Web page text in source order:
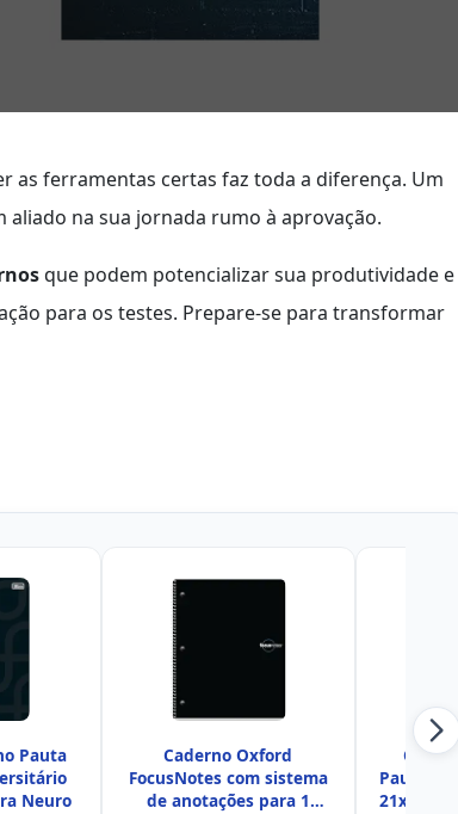
as ferramentas certas faz toda a diferença. Um
aliado na sua jornada rumo à aprovação.
que podem potencializar sua produtividade e
para os testes. Prepare-se para transformar
Pauta
Neuro
Caderno Oxford
FocusNotes com sistema
de anotações para 1
Pautado
21x15cm